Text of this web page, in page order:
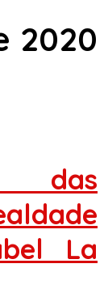
2020
das
La